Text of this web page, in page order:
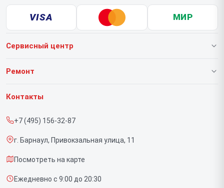
VISA МИР
Сервисный центр
О нашем сервисе
Срочный ремонт
Доставка и способы оплаты
Диагностика
Контакты
Ремонт
Тепловизионных прицелов
Контакты
+7 (495) 156-32-87
г. Барнаул, Привокзальная улица, 11
Посмотреть на карте
Ежедневно с 9:00 до 20:30